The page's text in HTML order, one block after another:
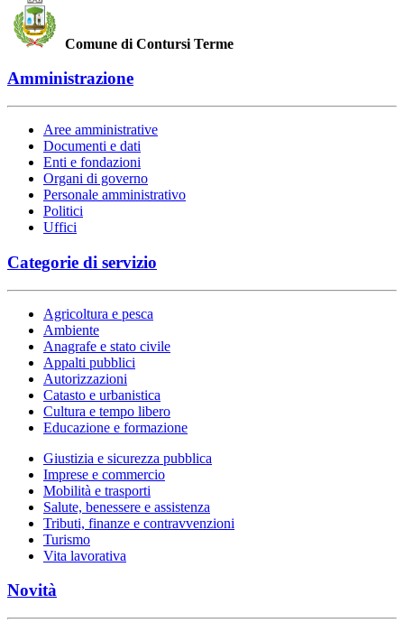
Comune di Contursi Terme
Amministrazione
Aree amministrative
Documenti e dati
Enti e fondazioni
Organi di governo
Personale amministrativo
Politici
Uffici
Categorie di servizio
Agricoltura e pesca
Ambiente
Anagrafe e stato civile
Appalti pubblici
Autorizzazioni
Catasto e urbanistica
Cultura e tempo libero
Educazione e formazione
Giustizia e sicurezza pubblica
Imprese e commercio
Mobilità e trasporti
Salute, benessere e assistenza
Tributi, finanze e contravvenzioni
Turismo
Vita lavorativa
Novità